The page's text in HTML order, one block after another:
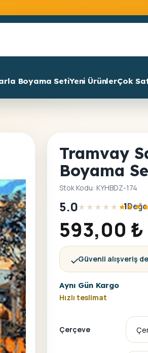
Boyama SetiYeni ÜrünlerÇok
Tramvay
Boyama
Stok Kodu: KYHBDZ-174
5.0 •1
593,00 ₺
Güvenli alışveriş
Aynı Gün Kargo
Hızlı teslimat
Çerçeve